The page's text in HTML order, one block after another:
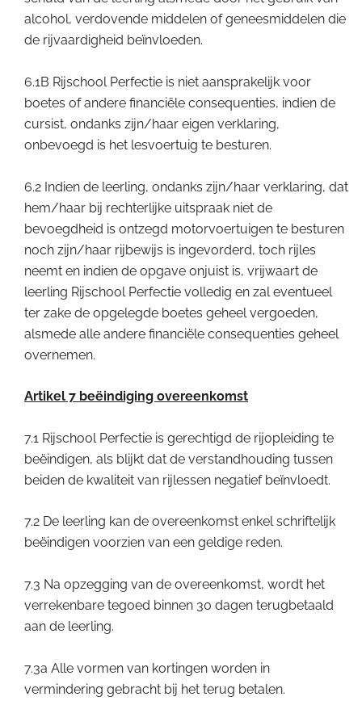
alcohol, verdovende middelen of geneesmiddelen die
de rijvaardigheid beïnvloeden.
6.1B Rijschool Perfectie is niet aansprakelijk voor
boetes of andere financiële consequenties, indien de
cursist, ondanks zijn/haar eigen verklaring,
onbevoegd is het lesvoertuig te besturen.
6.2 Indien de leerling, ondanks zijn/haar verklaring, dat
hem/haar bij rechterlijke uitspraak niet de
bevoegdheid is ontzegd motorvoertuigen te besturen
noch zijn/haar rijbewijs is ingevorderd, toch rijles
neemt en indien de opgave onjuist is, vrijwaart de
leerling Rijschool Perfectie volledig en zal eventueel
ter zake de opgelegde boetes geheel vergoeden,
alsmede alle andere financiële consequenties geheel
overnemen.
Artikel 7 beëindiging overeenkomst
7.1 Rijschool Perfectie is gerechtigd de rijopleiding te
beëindigen, als blijkt dat de verstandhouding tussen
beiden de kwaliteit van rijlessen negatief beïnvloedt.
7.2 De leerling kan de overeenkomst enkel schriftelijk
beëindigen voorzien van een geldige reden.
7.3 Na opzegging van de overeenkomst, wordt het
verrekenbare tegoed binnen 30 dagen terugbetaald
aan de leerling.
7.3a Alle vormen van kortingen worden in
vermindering gebracht bij het terug betalen.